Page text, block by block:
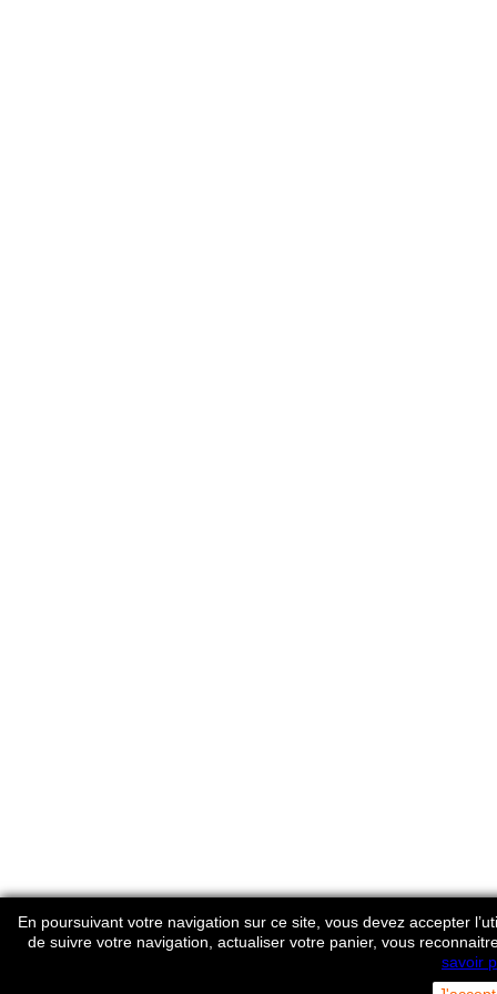
En poursuivant votre navigation sur ce site, vous devez accepter
de suivre votre navigation, actualiser votre panier, vous
savoir